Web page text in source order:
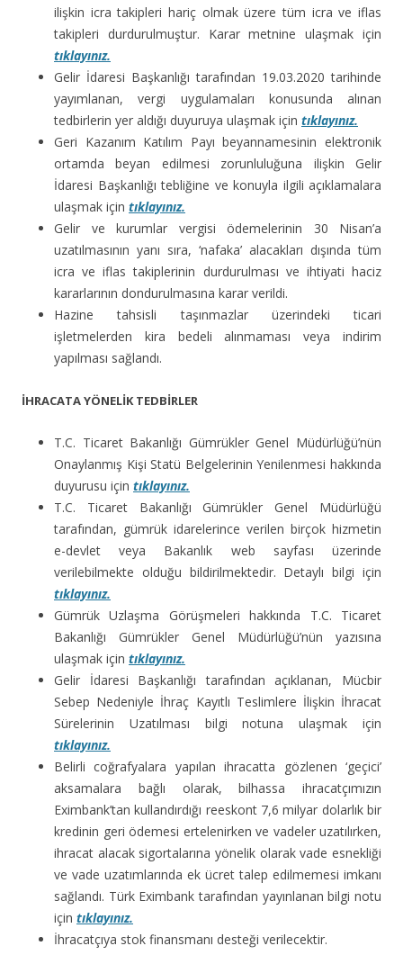
ilişkin icra takipleri hariç olmak üzere tüm icra ve iflas
takipleri durdurulmuştur. Karar metnine ulaşmak için
tıklayınız.
Gelir İdaresi Başkanlığı tarafından 19.03.2020 tarihinde
yayımlanan, vergi uygulamaları konusunda alınan
tedbirlerin yer aldığı duyuruya ulaşmak için tıklayınız.
Geri Kazanım Katılım Payı beyannamesinin elektronik
ortamda beyan edilmesi zorunluluğuna ilişkin Gelir
İdaresi Başkanlığı tebliğine ve konuyla ilgili açıklamalara
ulaşmak için tıklayınız.
Gelir ve kurumlar vergisi ödemelerinin 30 Nisan’a
uzatılmasının yanı sıra, ‘nafaka’ alacakları dışında tüm
icra ve iflas takiplerinin durdurulması ve ihtiyati haciz
kararlarının dondurulmasına karar verildi.
Hazine tahsisli taşınmazlar üzerindeki ticari
işletmelerden kira bedeli alınmaması veya indirim
yapılması sağlandı.
İHRACATA YÖNELİK TEDBİRLER
T.C. Ticaret Bakanlığı Gümrükler Genel Müdürlüğü’nün
Onaylanmış Kişi Statü Belgelerinin Yenilenmesi hakkında
duyurusu için tıklayınız.
T.C. Ticaret Bakanlığı Gümrükler Genel Müdürlüğü
tarafından, gümrük idarelerince verilen birçok hizmetin
e-devlet veya Bakanlık web sayfası üzerinde
verilebilmekte olduğu bildirilmektedir. Detaylı bilgi için
tıklayınız.
Gümrük Uzlaşma Görüşmeleri hakkında T.C. Ticaret
Bakanlığı Gümrükler Genel Müdürlüğü’nün yazısına
ulaşmak için tıklayınız.
Gelir İdaresi Başkanlığı tarafından açıklanan, Mücbir
Sebep Nedeniyle İhraç Kayıtlı Teslimlere İlişkin İhracat
Sürelerinin Uzatılması bilgi notuna ulaşmak için
tıklayınız.
Belirli coğrafyalara yapılan ihracatta gözlenen ‘geçici’
aksamalara bağlı olarak, bilhassa ihracatçımızın
Eximbank’tan kullandırdığı reeskont 7,6 milyar dolarlık bir
kredinin geri ödemesi ertelenirken ve vadeler uzatılırken,
ihracat alacak sigortalarına yönelik olarak vade esnekliği
ve vade uzatımlarında ek ücret talep edilmemesi imkanı
sağlandı. Türk Eximbank tarafından yayınlanan bilgi notu
için tıklayınız.
İhracatçıya stok finansmanı desteği verilecektir.